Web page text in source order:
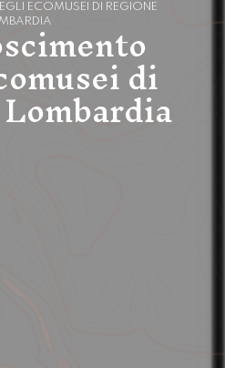
ECOMUSEI DI REGIONE
di